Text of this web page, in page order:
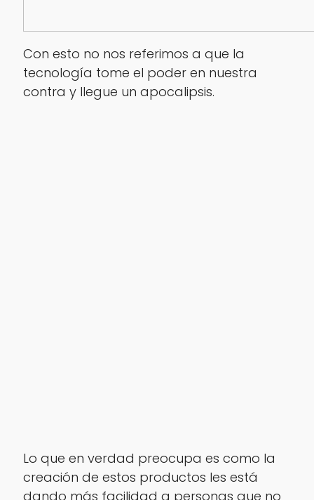
Con esto no nos referimos a que la
tecnología tome el poder en nuestra
contra y llegue un apocalipsis.
Lo que en verdad preocupa es como la
creación de estos productos les está
dando más facilidad a personas que no